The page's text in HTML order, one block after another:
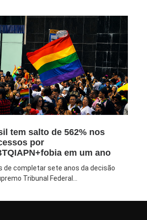
tem salto de 562% nos
por
em um ano
de completar sete anos da decisão
Tribunal Federal...